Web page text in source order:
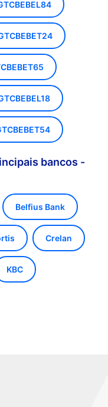
bancos -
Belfius Bank
Crelan
KBC